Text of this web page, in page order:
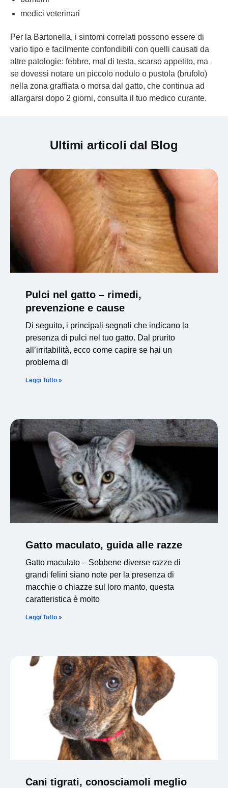
medici veterinari
Per la Bartonella, i sintomi correlati possono essere di
vario tipo e facilmente confondibili con quelli causati da
altre patologie: febbre, mal di testa, scarso appetito, ma
se dovessi notare un piccolo nodulo o pustola (brufolo)
nella zona graffiata o morsa dal gatto, che continua ad
allargarsi dopo 2 giorni, consulta il tuo medico curante.
Ultimi articoli dal Blog
Pulci nel gatto – rimedi,
prevenzione e cause
Di seguito, i principali segnali che indicano la
presenza di pulci nel tuo gatto. Dal prurito
all’irritabilità, ecco come capire se hai un
problema di
Leggi Tutto »
Gatto maculato, guida alle razze
Gatto maculato – Sebbene diverse razze di
grandi felini siano note per la presenza di
macchie o chiazze sul loro manto, questa
caratteristica è molto
Leggi Tutto »
Cani tigrati, conosciamoli meglio